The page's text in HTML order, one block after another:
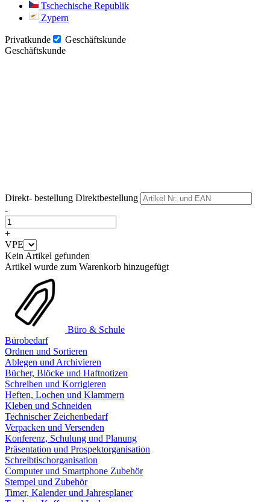
Tschechische Republik
Zypern
Privatkunde
Geschäftskunde
Geschäftskunde
Direkt- bestellung Direktbestellung
-
+
VPE
Kein Artikel gefunden
Artikel wurde zum Warenkorb hinzugefügt
Büro & Schule
Bürobedarf
Ordnen und Sortieren
Ablegen und Archivieren
Bücher, Blöcke und Haftnotizen
Schreiben und Korrigieren
Heften, Lochen und Klammern
Kleben und Schneiden
Technischer Zeichenbedarf
Verpacken und Versenden
Konferenz, Schulung und Planung
Präsentation und Prospektorganisation
Schreibtischorganisation
Computer und Smartphone Zubehör
Stempel und Zubehör
Timer, Kalender und Jahresplaner